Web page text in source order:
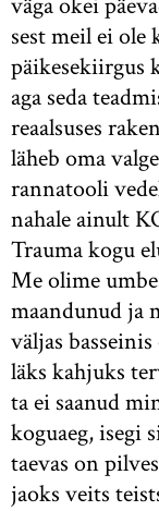
sest meil ei
päikesekiirgus
aga seda
reaalsuses
läheb oma
rannatooli
nahale ainult
Trauma kogu
Me olime
maandunud ja
väljas
läks kahjuks
ta ei saanud
koguaeg, isegi
taevas on
jaoks veits